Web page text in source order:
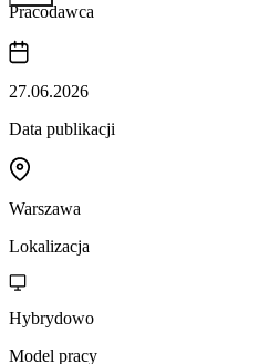
Pracodawca
27.06.2026
Data publikacji
Warszawa
Lokalizacja
Hybrydowo
Model pracy